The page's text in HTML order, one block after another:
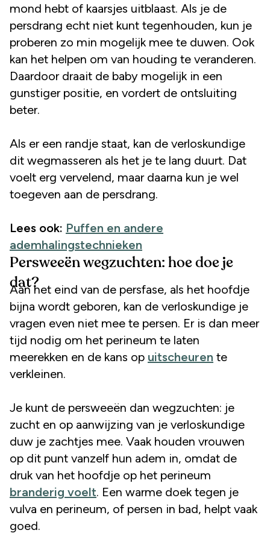
mond hebt of kaarsjes uitblaast. Als je de
persdrang echt niet kunt tegenhouden, kun je
proberen zo min mogelijk mee te duwen. Ook
kan het helpen om van houding te veranderen.
Daardoor draait de baby mogelijk in een
gunstiger positie, en vordert de ontsluiting
beter.
Als er een randje staat, kan de verloskundige
dit wegmasseren als het je te lang duurt. Dat
voelt erg vervelend, maar daarna kun je wel
toegeven aan de persdrang.
Lees ook: Puffen en andere
ademhalingstechnieken
Persweeën wegzuchten: hoe doe je
dat?
Aan het eind van de persfase, als het hoofdje
bijna wordt geboren, kan de verloskundige je
vragen even niet mee te persen. Er is dan meer
tijd nodig om het perineum te laten
meerekken en de kans op uitscheuren te
verkleinen.
Je kunt de persweeën dan wegzuchten: je
zucht en op aanwijzing van je verloskundige
duw je zachtjes mee. Vaak houden vrouwen
op dit punt vanzelf hun adem in, omdat de
druk van het hoofdje op het perineum
branderig voelt. Een warme doek tegen je
vulva en perineum, of persen in bad, helpt vaak
goed.